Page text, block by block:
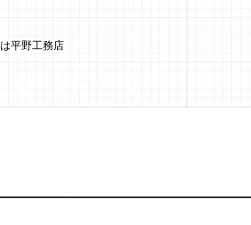
平野工務店